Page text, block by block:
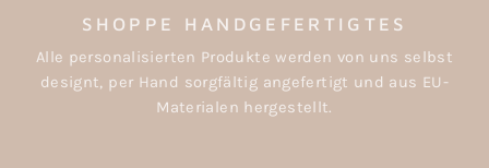
SHOPPE HANDGEFERTIGTES
Alle personalisierten Produkte werden von uns selbst
designt, per Hand sorgfältig angefertigt und aus EU-
Materialen hergestellt.